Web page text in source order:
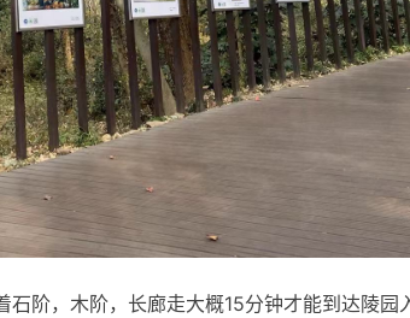
阶，木阶，长廊走大概15分钟才能到达陵园